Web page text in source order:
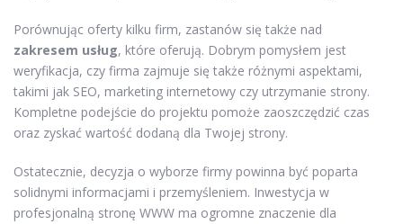
Porównując oferty kilku firm, zastanów się także nad
zakresem usług, które oferują. Dobrym pomysłem jest
weryfikacja, czy firma zajmuje się także różnymi aspektami,
takimi jak SEO, marketing internetowy czy utrzymanie strony.
Kompletne podejście do projektu pomoże zaoszczędzić czas
oraz zyskać wartość dodaną dla Twojej strony.
Ostatecznie, decyzja o wyborze firmy powinna być poparta
solidnymi informacjami i przemyśleniem. Inwestycja w
profesjonalną stronę WWW ma ogromne znaczenie dla